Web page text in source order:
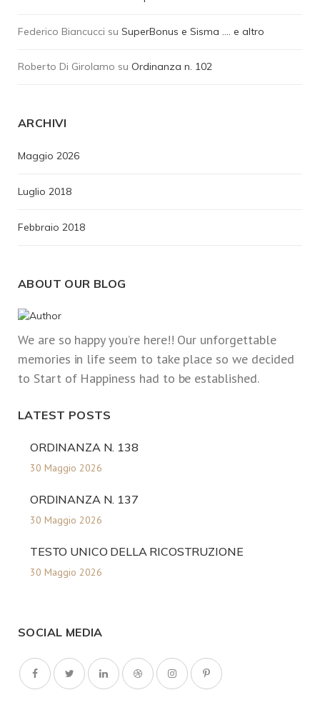
Federico Biancucci su SuperBonus e Sisma …. e altro
Roberto Di Girolamo su Ordinanza n. 102
ARCHIVI
Maggio 2026
Luglio 2018
Febbraio 2018
ABOUT OUR BLOG
We are so happy you’re here!! Our unforgettable
memories in life seem to take place so we decided
to Start of Happiness had to be established.
LATEST POSTS
ORDINANZA N. 138
30 Maggio 2026
ORDINANZA N. 137
30 Maggio 2026
TESTO UNICO DELLA RICOSTRUZIONE
30 Maggio 2026
SOCIAL MEDIA